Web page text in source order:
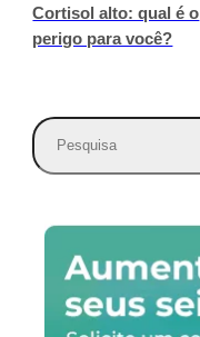
Cortisol alto: qual é o
perigo para você?
P
e